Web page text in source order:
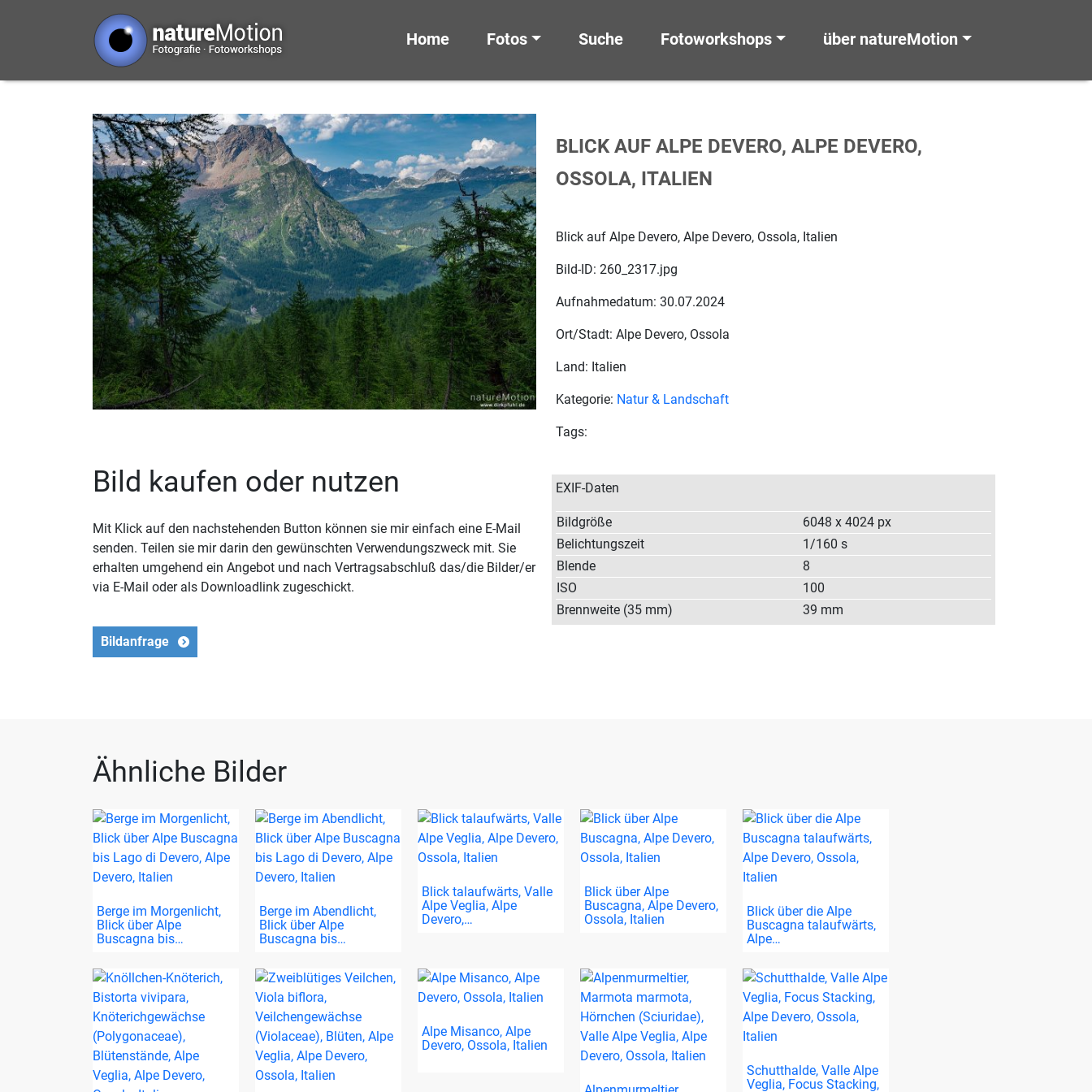
Home Fotos Suche Fotoworkshops über natureMotion
Bild kaufen oder nutzen
Mit Klick auf den nachstehenden Button können sie mir einfach eine E-Mail
senden. Teilen sie mir darin den gewünschten Verwendungszweck mit. Sie
erhalten umgehend ein Angebot und nach Vertragsabschluß das/die Bilder/er
via E-Mail oder als Downloadlink zugeschickt.
Bildanfrage
BLICK AUF ALPE DEVERO, ALPE DEVERO,
OSSOLA, ITALIEN
Blick auf Alpe Devero, Alpe Devero, Ossola, Italien
Bild-ID: 260_2317.jpg
Aufnahmedatum: 30.07.2024
Ort/Stadt: Alpe Devero, Ossola
Land: Italien
Kategorie: Natur & Landschaft
Tags:
EXIF-Daten
Bildgröße
6048 x 4024 px
Belichtungszeit
1/160 s
Blende
8
ISO
100
Brennweite (35 mm)
39 mm
Ähnliche Bilder
Berge im Morgenlicht,
Blick über Alpe
Buscagna bis…
Berge im Abendlicht,
Blick über Alpe
Buscagna bis…
Blick talaufwärts, Valle
Alpe Veglia, Alpe
Devero,…
Blick über Alpe
Buscagna, Alpe Devero,
Ossola, Italien
Blick über die Alpe
Buscagna talaufwärts,
Alpe…
Alpe Misanco, Alpe
Devero, Ossola, Italien
Schutthalde, Valle Alpe
Veglia, Focus Stacking,